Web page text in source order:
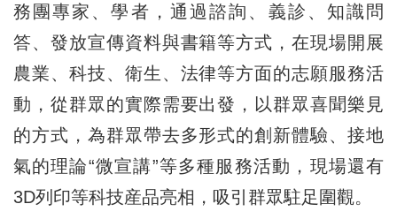
務團專家、學者，通過諮詢、義診、知識問
答、發放宣傳資料與書籍等方式，在現場開展
農業、科技、衛生、法律等方面的志願服務活
動，從群眾的實際需要出發，以群眾喜聞樂見
的方式，為群眾帶去多形式的創新體驗、接地
氣的理論“微宣講”等多種服務活動，現場還有
3D列印等科技産品亮相，吸引群眾駐足圍觀。